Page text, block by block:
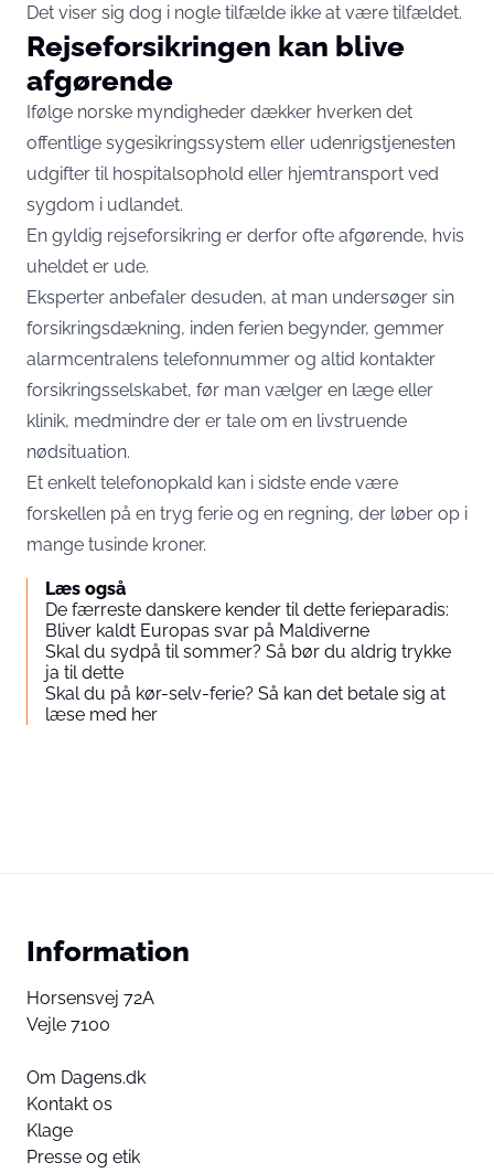
Det viser sig dog i nogle tilfælde ikke at være tilfældet.
Rejseforsikringen kan blive
afgørende
Ifølge norske myndigheder dækker hverken det
offentlige sygesikringssystem eller udenrigstjenesten
udgifter til hospitalsophold eller hjemtransport ved
sygdom i udlandet.
En gyldig rejseforsikring er derfor ofte afgørende, hvis
uheldet er ude.
Eksperter anbefaler desuden, at man undersøger sin
forsikringsdækning, inden ferien begynder, gemmer
alarmcentralens telefonnummer og altid kontakter
forsikringsselskabet, før man vælger en læge eller
klinik, medmindre der er tale om en livstruende
nødsituation.
Et enkelt telefonopkald kan i sidste ende være
forskellen på en tryg ferie og en regning, der løber op i
mange tusinde kroner.
Læs også
De færreste danskere kender til dette ferieparadis:
Bliver kaldt Europas svar på Maldiverne
Skal du sydpå til sommer? Så bør du aldrig trykke
ja til dette
Skal du på kør-selv-ferie? Så kan det betale sig at
læse med her
Information
Horsensvej 72A
Vejle 7100
Om Dagens.dk
Kontakt os
Klage
Presse og etik